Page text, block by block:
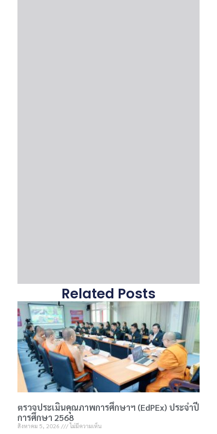
Related Posts
ตรวจประเมินคุณภาพการศึกษาฯ (EdPEx) ประจำปี
การศึกษา 2568
สิงหาคม 5, 2026 ไม่มีความเห็น